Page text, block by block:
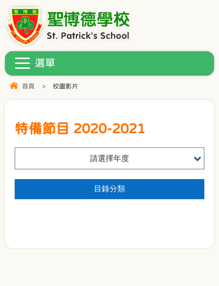
首頁 > 校園影片
特備節目 2020-2021
請選擇年度
目錄分類